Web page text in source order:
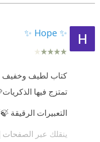
✨ Hope ✨
كتاب لطيف وخفيف
تمتزج فيها الذكريات🩷 💞مع وجوه الاحباء الراحلين 💔
التعبيرات الرقيقة
ينقلك عبر الصفحات